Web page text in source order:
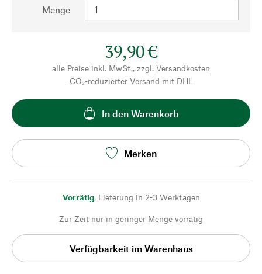
Menge
39,90 €
alle Preise inkl. MwSt., zzgl. Versandkosten
CO₂-reduzierter Versand mit DHL
In den Warenkorb
Merken
Vorrätig, Lieferung in 2-3 Werktagen
Zur Zeit nur in geringer Menge vorrätig
Verfügbarkeit im Warenhaus